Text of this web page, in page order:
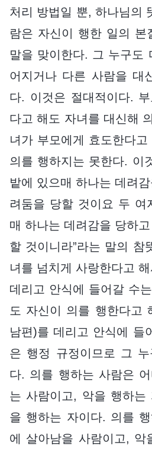
처리 방법일 뿐, 하나님의
람은 자신이 행한 일의 본
말을 맞이한다. 그 누구도
어지거나 다른 사람을 대
다. 이것은 절대적이다.
다고 해도 자녀를 대신해
녀가 부모에게 효도한다
의를 행하지는 못한다. 이
밭에 있으매 하나는 데려
려둠을 당할 것이요 두 여
매 하나는 데려감을 당하
할 것이니라”라는 말의 참
녀를 넘치게 사랑한다고
데리고 안식에 들어갈 수
도 자신이 의를 행한다고
남편)를 데리고 안식에 들
은 행정 규정이므로 그
다. 의를 행하는 사람은
는 사람이고, 악을 행하는
을 행하는 자이다. 의를
에 살아남을 사람이고, 악